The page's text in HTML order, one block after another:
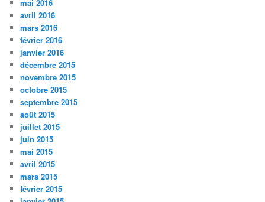
mai 2016
avril 2016
mars 2016
février 2016
janvier 2016
décembre 2015
novembre 2015
octobre 2015
septembre 2015
août 2015
juillet 2015
juin 2015
mai 2015
avril 2015
mars 2015
février 2015